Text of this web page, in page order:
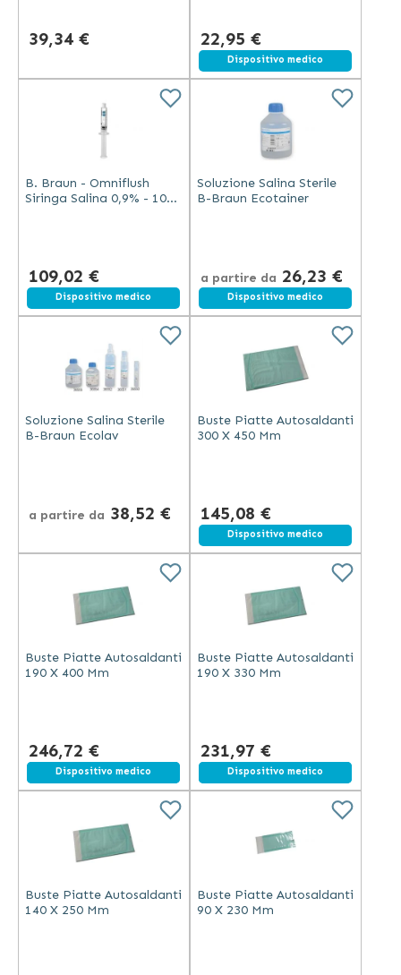
39,34 € 22,95 €
Dispositivo medico
B. Braun - Omniflush
Siringa Salina 0,9% - 10
109,02 €
Dispositivo medico
Soluzione Salina Sterile
B-Braun Ecotainer
a partire da 26,23 €
Dispositivo medico
Soluzione Salina Sterile
B-Braun Ecolav
a partire da 38,52 €
Buste Piatte Autosaldanti
300 X 450 Mm
145,08 €
Dispositivo medico
Buste Piatte Autosaldanti
190 X 400 Mm
246,72 €
Spedizione gratuita
Dispositivo medico
Buste Piatte Autosaldanti
190 X 330 Mm
231,97 €
Spedizione gratuita
Dispositivo medico
Buste Piatte Autosaldanti
140 X 250 Mm
Buste Piatte Autosaldanti
90 X 230 Mm